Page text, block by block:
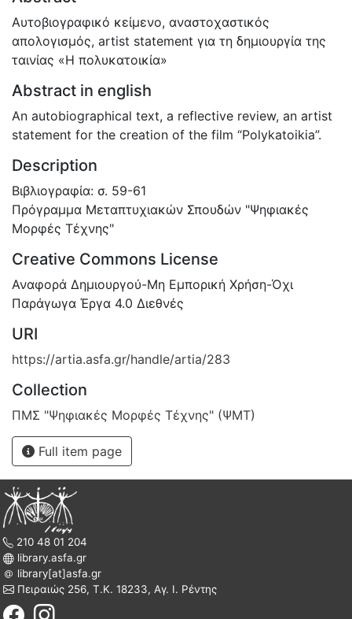
Αυτοβιογραφικό κείμενο, αναστοχαστικός
απολογισμός, artist statement για τη δημιουργία της
ταινίας «Η πολυκατοικία»
Abstract in english
An autobiographical text, a reflective review, an artist
statement for the creation of the film “Polykatoikia”.
Description
Βιβλιογραφία: σ. 59-61
Πρόγραμμα Μεταπτυχιακών Σπουδών "Ψηφιακές
Μορφές Τέχνης"
Creative Commons License
Αναφορά Δημιουργού-Μη Εμπορική Χρήση-Όχι
Παράγωγα Έργα 4.0 Διεθνές
URI
https://artia.asfa.gr/handle/artia/283
Collection
ΠΜΣ "Ψηφιακές Μορφές Τέχνης" (ΨΜΤ)
Full item page
210 48 01 204
library.asfa.gr
library[at]asfa.gr
Πειραιώς 256, Τ.Κ. 18233, Αγ. Ι. Ρέντης